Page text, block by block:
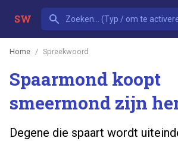
SW
Home Spreekwoord
Spaarmond koopt
smeermond zijn
Degene die spaart wordt